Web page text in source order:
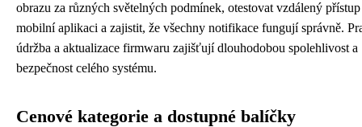
obrazu za různých světelných podmínek, otestovat vzdálený přístup
mobilní aplikaci a zajistit, že všechny notifikace fungují správně.
údržba a aktualizace firmwaru zajišťují dlouhodobou spolehlivost a
bezpečnost celého systému.
Cenové kategorie a dostupné balíčky